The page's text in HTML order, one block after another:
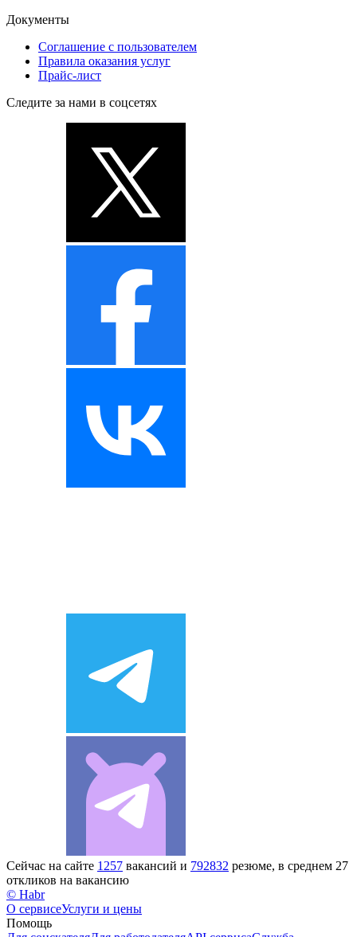
Документы
Соглашение с пользователем
Правила оказания услуг
Прайс-лист
Следите за нами в соцсетях
Сейчас на сайте 1257 вакансий и 792832 резюме, в среднем 27
откликов на вакансию
© Habr
О сервисеУслуги и цены
Помощь